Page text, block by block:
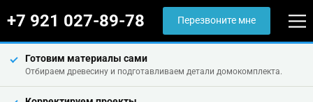
+7 921 027-89-78 Перезвоните мне
Готовим материалы сами
Отбираем древесину и подготавливаем детали домокомплекта.